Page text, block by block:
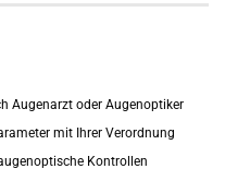
Augenarzt oder Augenoptiker
mit Ihrer Verordnung
Kontrollen